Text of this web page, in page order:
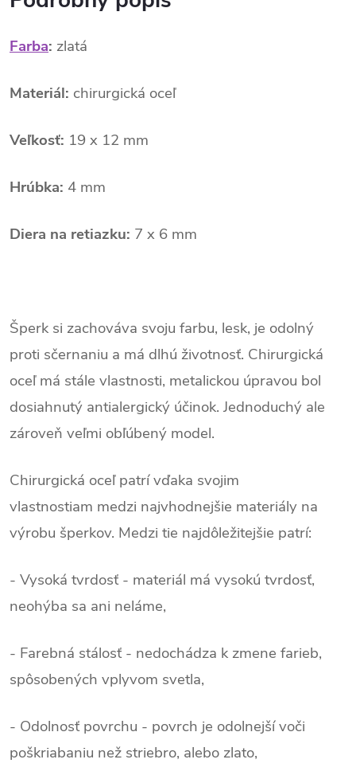
Farba: zlatá
Materiál: chirurgická oceľ
Veľkosť: 19 x 12 mm
Hrúbka: 4 mm
Diera na retiazku: 7 x 6 mm
Šperk si zachováva svoju farbu, lesk, je odolný
proti sčernaniu a má dlhú životnosť. Chirurgická
oceľ má stále vlastnosti, metalickou úpravou bol
dosiahnutý antialergický účinok. Jednoduchý ale
zároveň veľmi obľúbený model.
Chirurgická oceľ patrí vďaka svojim
vlastnostiam medzi najvhodnejšie materiály na
výrobu šperkov. Medzi tie najdôležitejšie patrí:
- Vysoká tvrdosť - materiál má vysokú tvrdosť,
neohýba sa ani neláme,
- Farebná stálosť - nedochádza k zmene farieb,
spôsobených vplyvom svetla,
- Odolnosť povrchu - povrch je odolnejší voči
poškriabaniu než striebro, alebo zlato,